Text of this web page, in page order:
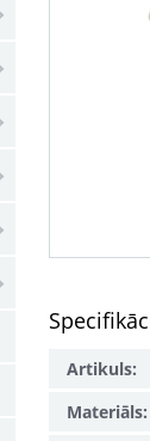
Artikuls:
Materiāls: